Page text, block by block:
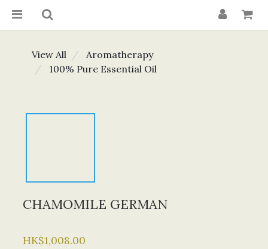
View All
Aromatherapy
100% Pure Essential Oil
CHAMOMILE GERMAN
HK$1,008.00